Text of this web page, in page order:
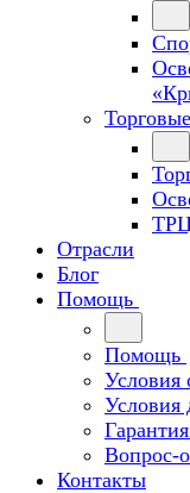
Отрасли
Блог
Помощь
Помощь
Условия
Условия
Вопрос-
Контакты